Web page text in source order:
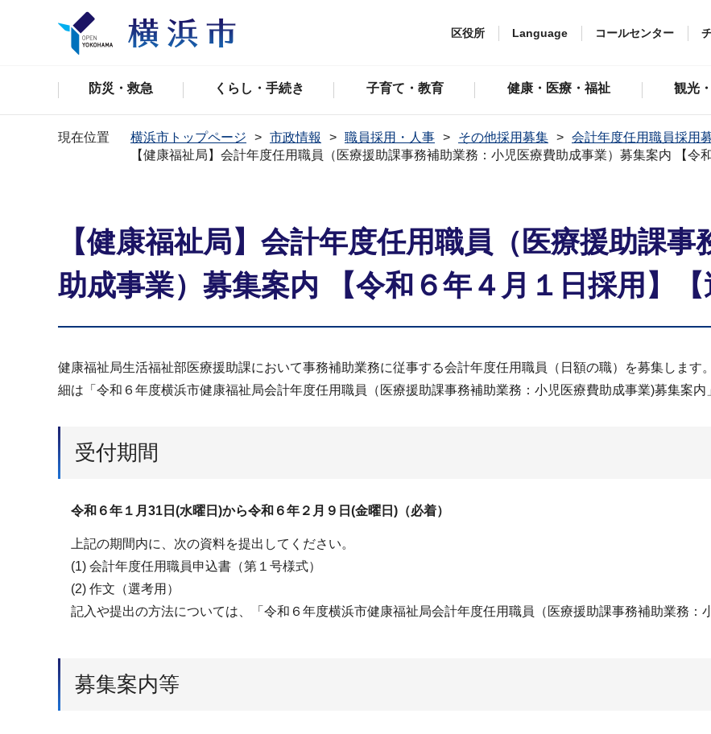
区役所 Language コールセンター
防災・救急 くらし・手続き 子育て・教育 健康・医療・福祉 観光
現在位置 横浜市トップページ 市政情報 職員採用・人事 その他採用募集 会計年度任用職員採用
【健康福祉局】会計年度任⽤職員（医療援助課事務補助業務：小児医療費助成事業）募集案内 【令
【健康福祉局】会計年度任⽤職員（医療援助課
助成事業）募集案内 【令和６年４⽉１⽇採⽤】【
健康福祉局⽣活福祉部医療援助課において事務補助業務に従事する会計年度任⽤職員（⽇
細は「令和６年度横浜市健康福祉局会計年度任⽤職員（医療援助課事務補助業務：小児医療費助成事業)募
受付期間
令和６年１⽉31⽇(水曜⽇)から令和６年２⽉９⽇(金曜⽇)（必着）
上記の期間内に、次の資料を提出してください。
(1) 会計年度任⽤職員申込書（第１号様式）
(2) 作文（選考用）
記⼊や提出の⽅法については、「令和６年度横浜市健康福祉局会計年度任⽤職員（医療援助課事務補助業務：
募集案内等